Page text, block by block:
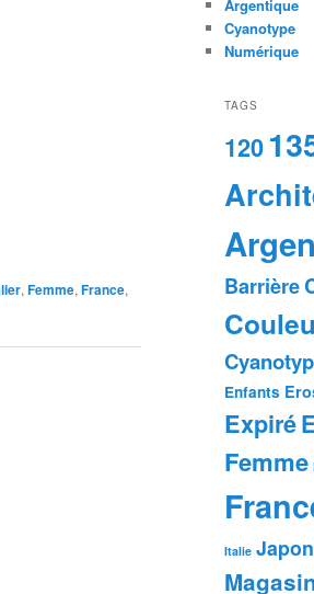
, Femme, France,
Argentique
Cyanotype
Numérique
TAGS
120
Barrière
Enfants
Expiré
Femme
Italie Japon